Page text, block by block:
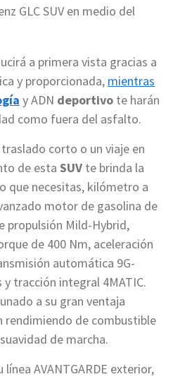
a primera vista gracias a
y proporcionada, mientras
y ADN deportivo te harán
como fuera del asfalto.
corto o un viaje en
de esta SUV te brinda la
que necesitas, kilómetro a
motor de gasolina de
propulsión Mild-Hybrid,
de 400 Nm, aceleración
automática 9G-
y tracción integral 4MATIC.
a su gran ventaja
rendimiendo de combustible
de marcha.
AVANTGARDE exterior,